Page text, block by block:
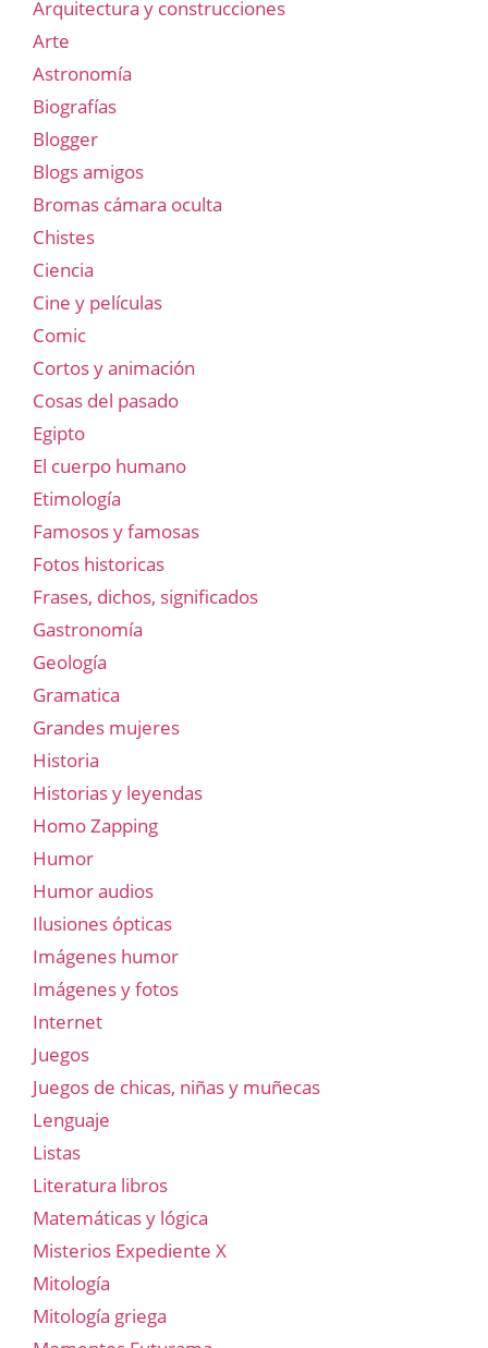
Arquitectura y construcciones
Arte
Astronomía
Biografías
Blogger
Blogs amigos
Bromas cámara oculta
Chistes
Ciencia
Cine y películas
Comic
Cortos y animación
Cosas del pasado
Egipto
El cuerpo humano
Etimología
Famosos y famosas
Fotos historicas
Frases, dichos, significados
Gastronomía
Geología
Gramatica
Grandes mujeres
Historia
Historias y leyendas
Homo Zapping
Humor
Humor audios
Ilusiones ópticas
Imágenes humor
Imágenes y fotos
Internet
Juegos
Juegos de chicas, niñas y muñecas
Lenguaje
Listas
Literatura libros
Matemáticas y lógica
Misterios Expediente X
Mitología
Mitología griega